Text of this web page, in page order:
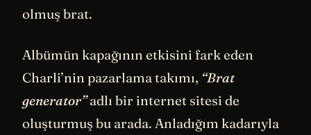
olmuş brat.
Albümün kapağının etkisini fark eden
Charli’nin pazarlama takımı, “Brat
generator”adlı bir internet sitesi de
oluşturmuş bu arada. Anladığım kadarıyla